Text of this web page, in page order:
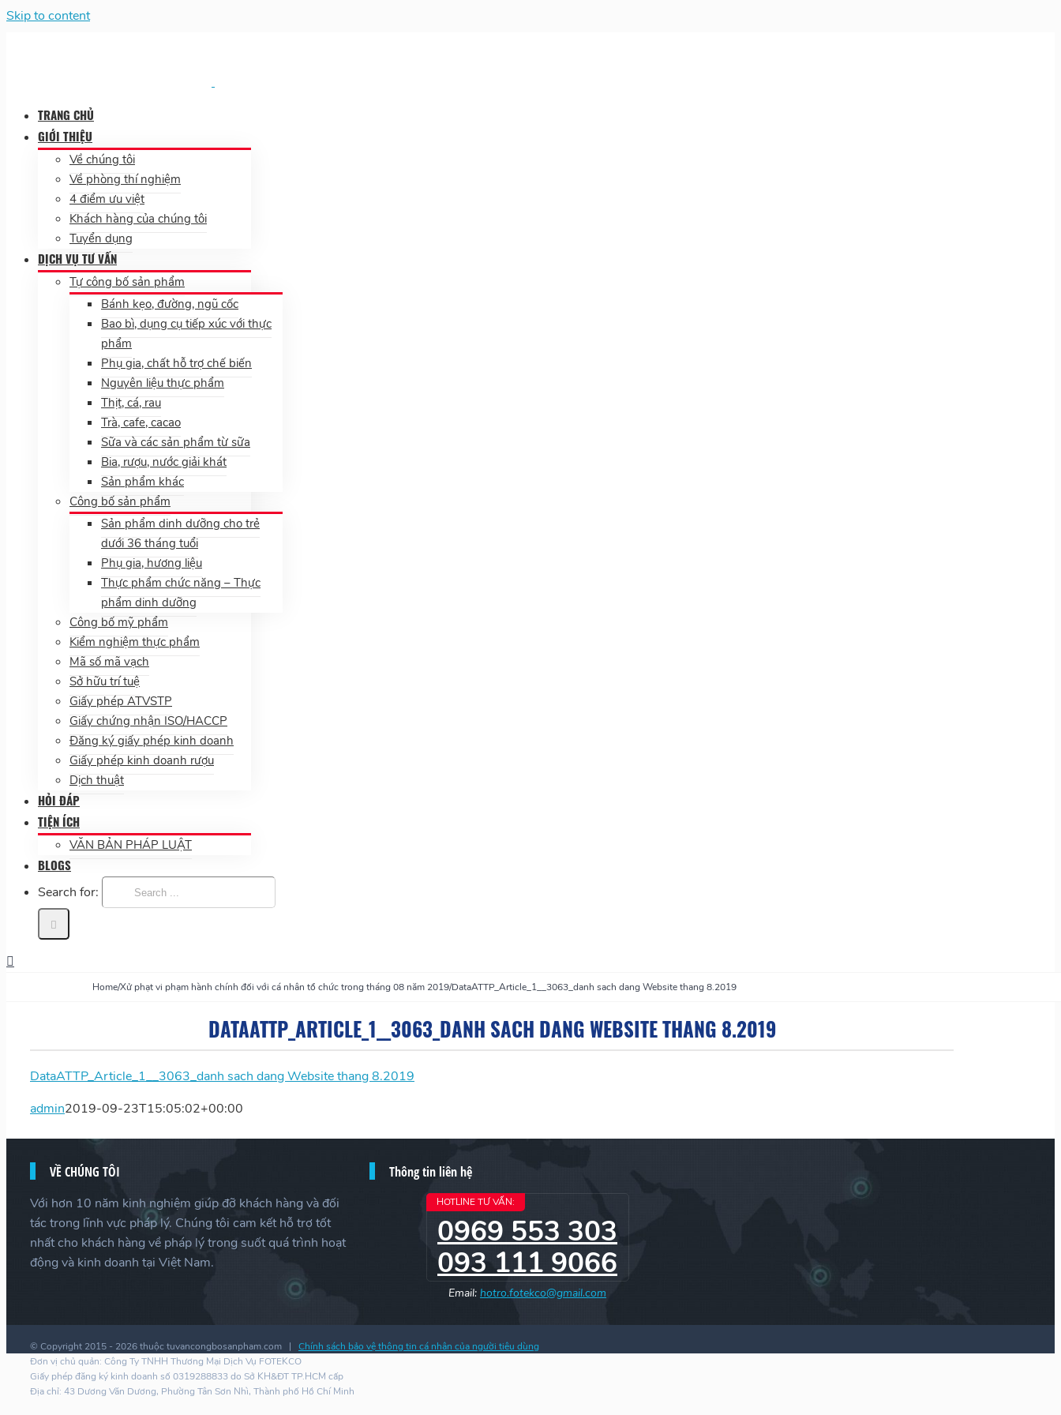
Skip to content
TRANG CHỦ
GIỚI THIỆU
Về chúng tôi
Về phòng thí nghiệm
4 điểm ưu việt
Khách hàng của chúng tôi
Tuyển dụng
DỊCH VỤ TƯ VẤN
Tự công bố sản phẩm
Bánh kẹo, đường, ngũ cốc
Bao bì, dụng cụ tiếp xúc với thực
phẩm
Phụ gia, chất hỗ trợ chế biến
Nguyên liệu thực phẩm
Thịt, cá, rau
Trà, cafe, cacao
Sữa và các sản phẩm từ sữa
Bia, rượu, nước giải khát
Sản phẩm khác
Công bố sản phẩm
Sản phẩm dinh dưỡng cho trẻ
dưới 36 tháng tuổi
Phụ gia, hương liệu
Thực phẩm chức năng – Thực
phẩm dinh dưỡng
Công bố mỹ phẩm
Kiểm nghiệm thực phẩm
Mã số mã vạch
Sở hữu trí tuệ
Giấy phép ATVSTP
Giấy chứng nhận ISO/HACCP
Đăng ký giấy phép kinh doanh
Giấy phép kinh doanh rượu
Dịch thuật
HỎI ĐÁP
TIỆN ÍCH
VĂN BẢN PHÁP LUẬT
BLOGS
Search for:
Home/Xử phạt vi phạm hành chính đối với cá nhân tổ chức trong tháng 08 năm 2019/DataATTP_Article_1__3063_danh sach dang Website thang 8.2019
DATAATTP_ARTICLE_1__3063_DANH SACH DANG WEBSITE THANG 8.2019
DataATTP_Article_1__3063_danh sach dang Website thang 8.2019
admin2019-09-23T15:05:02+00:00
VỀ CHÚNG TÔI
Với hơn 10 năm kinh nghiệm giúp đỡ khách hàng và đối
tác trong lĩnh vực pháp lý. Chúng tôi cam kết hỗ trợ tốt
nhất cho khách hàng về pháp lý trong suốt quá trình hoạt
động và kinh doanh tại Việt Nam.
Thông tin liên hệ
HOTLINE TƯ VẤN:
0969 553 303
093 111 9066
Email: hotro.fotekco@gmail.com
© Copyright 2015 - 2026 thuộc tuvancongbosanpham.com | Chính sách bảo vệ thông tin cá nhân của người tiêu dùng
Đơn vị chủ quản: Công Ty TNHH Thương Mại Dịch Vụ FOTEKCO
Giấy phép đăng ký kinh doanh số 0319288833 do Sở KH&ĐT TP.HCM cấp
Địa chỉ: 43 Dương Văn Dương, Phường Tân Sơn Nhì, Thành phố Hồ Chí Minh